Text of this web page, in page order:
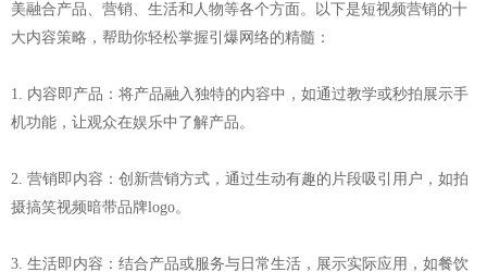
美融合产品、营销、生活和人物等各个方面。以下是短视频营销的十
大内容策略，帮助你轻松掌握引爆网络的精髓：
1. 内容即产品：将产品融入独特的内容中，如通过教学或秒拍展示手
机功能，让观众在娱乐中了解产品。
2. 营销即内容：创新营销方式，通过生动有趣的片段吸引用户，如拍
摄搞笑视频暗带品牌logo。
3. 生活即内容：结合产品或服务与日常生活，展示实际应用，如餐饮